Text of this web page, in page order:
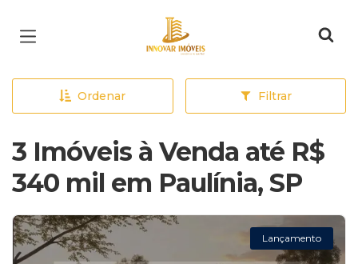
Página inicial
Ordenar Filtrar
3 Imóveis à Venda até R$
340 mil em Paulínia, SP
Lançamento